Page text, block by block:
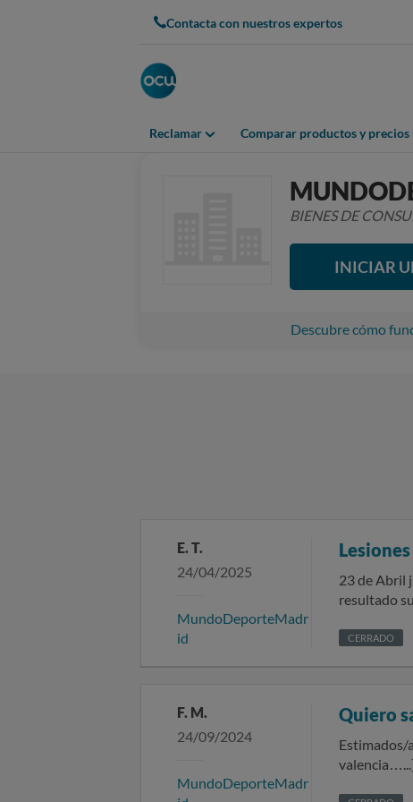
Contacta con nuestros expertos
Reclamar Comparar productos y precios
BIENES DE
INICIAR
Descubre cómo
E. T.
24/04/2025
MundoDeporteMadr
id
23 de Abril
resultado
CERRADO
F. M.
24/09/2024
MundoDeporteMadr
Quiero
Estimados/as señores/as: En fecha […20/8/24.]
valencia…...] Han pasado [……1 mes y no se nada del producto .] días y no lo he recibido. Adjunto los